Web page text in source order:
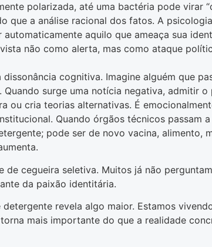
polarizada, até uma bactéria pode virar
que a análise racional dos fatos. A
aquilo que ameaça sua
não como alerta, mas como ataque
cognitiva. Imagine alguém que
Quando surge uma notícia negativa, admitir
ou cria teorias alternativas. É
Quando órgãos técnicos passam
pode ser de novo vacina,
cegueira seletiva. Muitos já não
da paixão identitária.
revela algo maior. Estamos
mais importante do que a realidade